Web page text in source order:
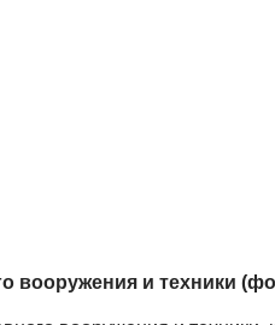
вооружения и техники